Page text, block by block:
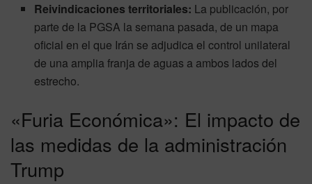
Reivindicaciones territoriales: La publicación, por
parte de la PGSA la semana pasada, de un mapa
oficial en el que Irán se adjudica el control unilateral
de una amplia franja de aguas a ambos lados del
estrecho.
«Furia Económica»: El impacto de
las medidas de la administración
Trump